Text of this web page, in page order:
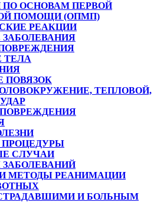
ПО ОСНОВАМ ПЕРВОЙ
ПОМОЩИ (ОПМП)
РЕАКЦИИ
ТЕЛА
ПОВЯЗОК
ТЕПЛОВОЙ,
СЛУЧАИ
МЕТОДЫ РЕАНИМАЦИИ
И БОЛЬНЫМ